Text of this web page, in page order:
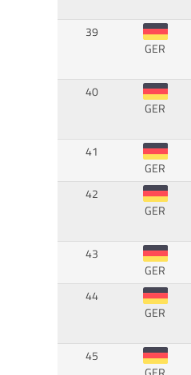
39
GER
40
GER
41
GER
42
GER
43
GER
44
GER
45